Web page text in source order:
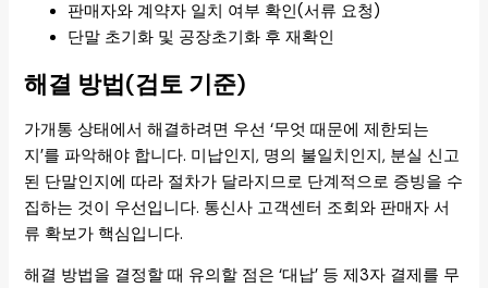
판매자와 계약자 일치 여부 확인(서류 요청)
단말 초기화 및 공장초기화 후 재확인
해결 방법(검토 기준)
가개통 상태에서 해결하려면 우선 ‘무엇 때문에 제한되는
지’를 파악해야 합니다. 미납인지, 명의 불일치인지, 분실 신고
된 단말인지에 따라 절차가 달라지므로 단계적으로 증빙을 수
집하는 것이 우선입니다. 통신사 고객센터 조회와 판매자 서
류 확보가 핵심입니다.
해결 방법을 결정할 때 유의할 점은 ‘대납’ 등 제3자 결제를 무